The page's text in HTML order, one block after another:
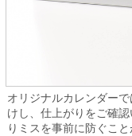
オリジナルカレンダー
けし、仕上がりをご確
りミスを事前に防ぐこ